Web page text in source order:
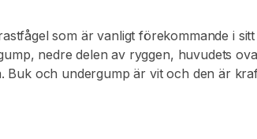
som är vanligt förekommande i
nedre delen av ryggen, huvudets
och undergump är vit och den är